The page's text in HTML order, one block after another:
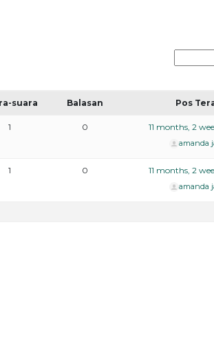
suara Balasan Pos
1 0 11 months, 2
amanda
1 0 11 months, 2
amanda